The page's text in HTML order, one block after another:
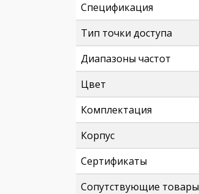
Спецификация
Тип точки доступа
Диапазоны частот
Цвет
Комплектация
Корпус
Сертификаты
Сопутствующие товары